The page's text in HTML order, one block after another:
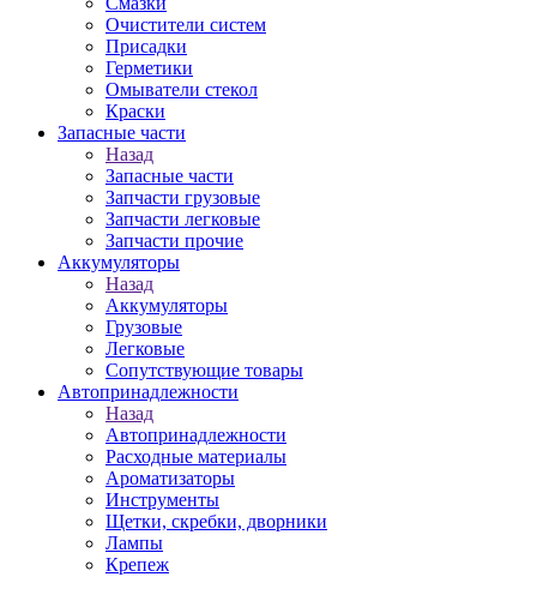
Очистители систем
Присадки
Герметики
Омыватели стекол
Краски
Запасные части
Назад
Запасные части
Запчасти грузовые
Запчасти легковые
Запчасти прочие
Аккумуляторы
Назад
Аккумуляторы
Грузовые
Легковые
Сопутствующие товары
Автопринадлежности
Назад
Автопринадлежности
Расходные материалы
Ароматизаторы
Инструменты
Щетки, скребки, дворники
Лампы
Крепеж